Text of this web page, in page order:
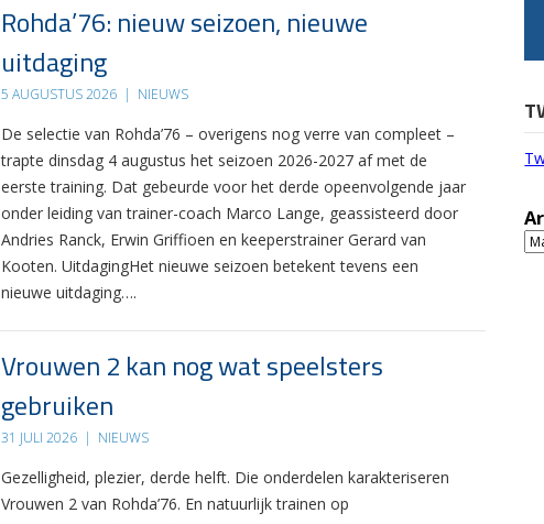
Rohda’76: nieuw seizoen, nieuwe
uitdaging
5 AUGUSTUS 2026 | NIEUWS
De selectie van Rohda’76 – overigens nog verre van compleet –
trapte dinsdag 4 augustus het seizoen 2026-2027 af met de
eerste training. Dat gebeurde voor het derde opeenvolgende jaar
onder leiding van trainer-coach Marco Lange, geassisteerd door
Andries Ranck, Erwin Griffioen en keeperstrainer Gerard van
Kooten. UitdagingHet nieuwe seizoen betekent tevens een
nieuwe uitdaging….
Vrouwen 2 kan nog wat speelsters
gebruiken
31 JULI 2026 | NIEUWS
Gezelligheid, plezier, derde helft. Die onderdelen karakteriseren
Vrouwen 2 van Rohda’76. En natuurlijk trainen op